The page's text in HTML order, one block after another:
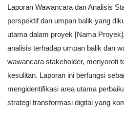
Laporan Wawancara dan Analisis
perspektif dan umpan balik yang
utama dalam proyek [Nama
analisis terhadap umpan balik dan
wawancara stakeholder, menyoroti
kesulitan. Laporan ini berfungsi
mengidentifikasi area utama
strategi transformasi digital yang